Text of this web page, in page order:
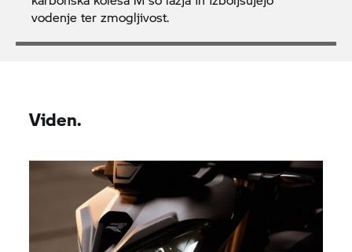
vodenje ter zmogljivost.
Viden.